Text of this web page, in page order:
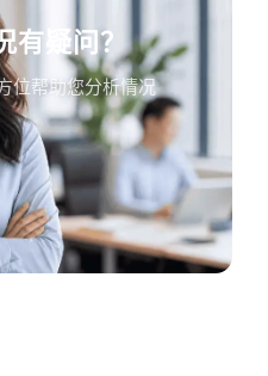
有疑问？
位帮助您分析情况